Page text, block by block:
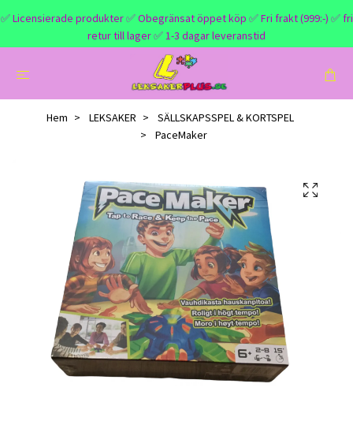
✅ Licensierade produkter ✅ Obegränsat öppet köp ✅ Fri frakt (999:-) ✅ fri
retur till lager ✅ 1-3 dagar leveranstid
Hem LEKSAKER
SÄLLSKAPSSPEL & KORTSPEL
PaceMaker